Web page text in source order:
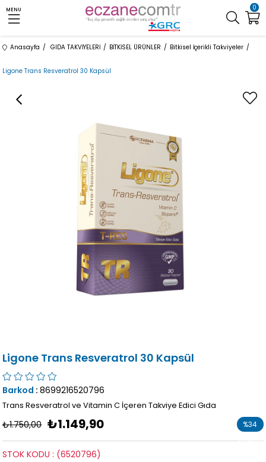
0
MENU
Anasayfa GIDA TAKVİYELERİ BİTKİSEL ÜRÜNLER Bitkisel İçerikli Takviyeler
Ligone Trans Resveratrol 30 Kapsül
Ligone Trans Resveratrol 30 Kapsül
Barkod : 8699216520796
Trans Resveratrol ve Vitamin C İçeren Takviye Edici Gıda
₺1.750,00 ₺1.149,90 %34
İndirim
(6520796)
STOK KODU